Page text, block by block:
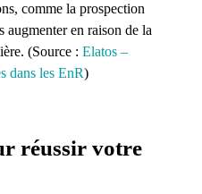
comme la prospection
augmenter en raison de la
(Source : Elatos –
dans les EnR)
réussir votre